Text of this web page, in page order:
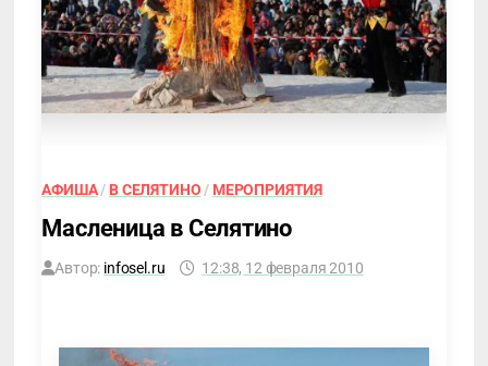
АФИША/ В СЕЛЯТИНО/ МЕРОПРИЯТИЯ
Масленица в Селятино
Автор: infosel.ru 12:38, 12 февраля 2010